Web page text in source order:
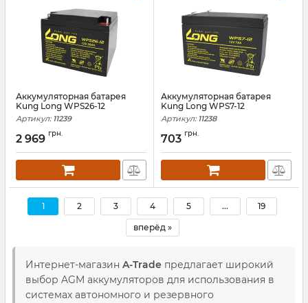
Аккумуляторная батарея
Kung Long WPS26-12
Артикул: 11239
2 969 грн.
Аккумуляторная батарея
Kung Long WPS7-12
Артикул: 11238
703 грн.
1 2 3 4 5 ... 19
вперёд »
Интернет-магазин A-Trade предлагает широкий
выбор AGM аккумуляторов для использования в
системах автономного и резервного